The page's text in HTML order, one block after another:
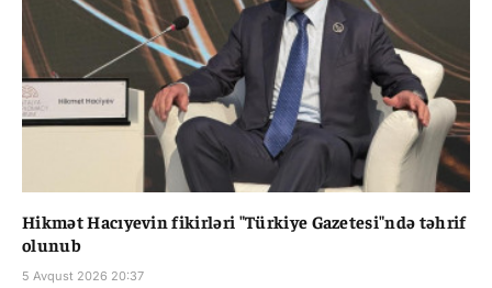
Hikmət Hacıyevin fikirləri "Türkiye Gazetesi"ndə təhrif
olunub
5 Avqust 2026 20:37